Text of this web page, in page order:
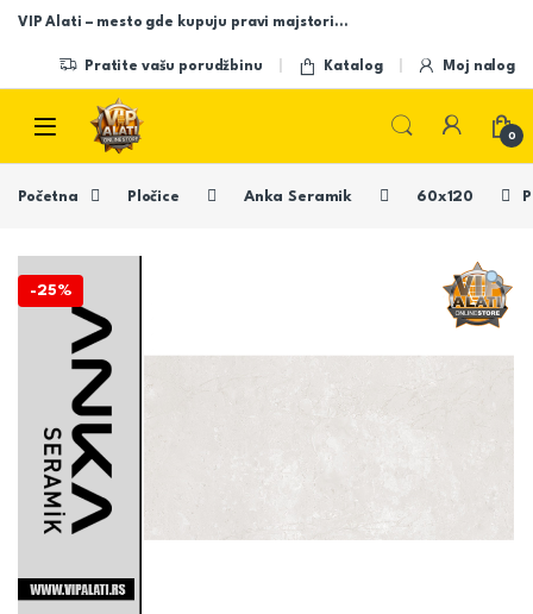
Skip to navigation
Skip to content
VIP Alati – mesto gde kupuju pravi majstori…
Pratite vašu porudžbinu Katalog Moj nalog
Open
0
Početna Pločice Anka Seramik 60x120
-25%